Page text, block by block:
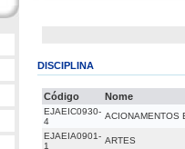
DISCIPLINA
Código Nome
EJAEIC0930-
4
ACIONAMENTOS
EJAEIA0901-
1
ARTES